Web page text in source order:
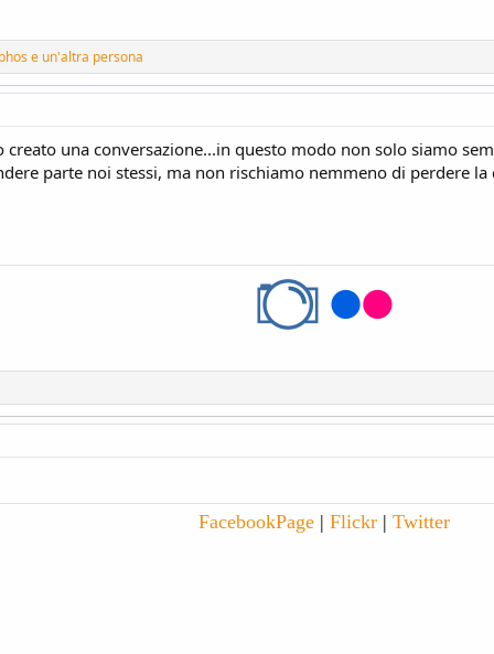
e un'altra persona
una conversazione...in questo modo non solo siamo
parte noi stessi, ma non rischiamo nemmeno di perdere
FacebookPage | Flickr | Twitter